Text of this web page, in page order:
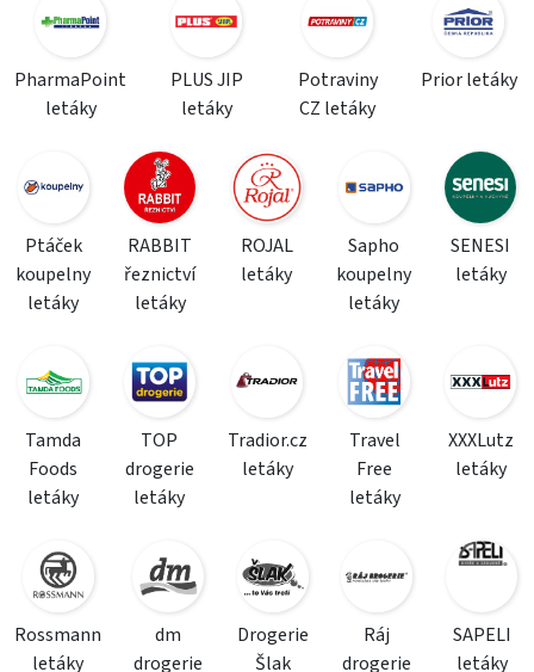
PharmaPoint
letáky
PLUS JIP
letáky
Potraviny
CZ letáky
Prior letáky
Ptáček
koupelny
letáky
RABBIT
řeznictví
letáky
ROJAL
letáky
Sapho
koupelny
letáky
SENESI
letáky
Tamda
Foods
letáky
TOP
drogerie
letáky
Tradior.cz
letáky
Travel
Free
letáky
XXXLutz
letáky
Rossmann
letáky
dm
drogerie
Drogerie
Šlak
Ráj
drogerie
SAPELI
letáky